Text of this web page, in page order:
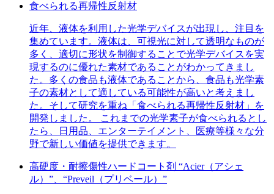
食べられる再帰性反射材
近年、液体を利用した光学デバイスが出現し、注目を
集めています。液体は、可視光に対して透明なものが
多く、適切に形状を制御することで光学デバイスを実
現するのに優れた素材であることがわかってきまし
た。多くの食品も液体であることから、食品も光学素
子の素材として適している可能性が高いと考えまし
た。そして研究を重ね「食べられる再帰性反射材」を
開発しました。 これまでの光学素子が食べられるとし
たら、日用品、エンターテイメント、医療等様々な分
野で新しい価値を提供できます。
高硬度・耐擦傷性ハードコート剤 “Acier（アシェ
ル）”、“Preveil（プリベール）”